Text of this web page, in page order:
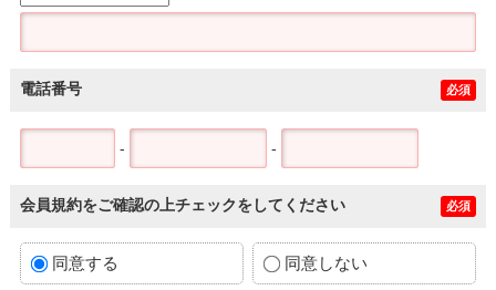
電話番号 必須
- -
会員規約をご確認の上チェックをしてください 必須
同意する 同意しない